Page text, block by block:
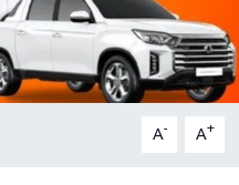
A- A+